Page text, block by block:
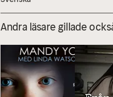
Andra läsare gillade